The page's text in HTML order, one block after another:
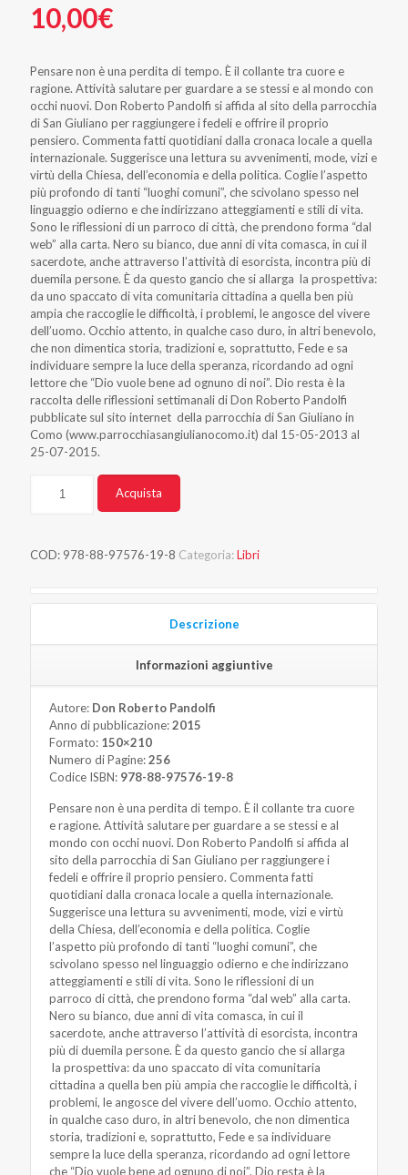
10,00€
Pensare non è una perdita di tempo. È il collante tra cuore e
ragione. Attività salutare per guardare a se stessi e al mondo con
occhi nuovi. Don Roberto Pandolfi si affida al sito della parrocchia
di San Giuliano per raggiungere i fedeli e offrire il proprio
pensiero. Commenta fatti quotidiani dalla cronaca locale a quella
internazionale. Suggerisce una lettura su avvenimenti, mode, vizi e
virtù della Chiesa, dell’economia e della politica. Coglie l’aspetto
più profondo di tanti “luoghi comuni”, che scivolano spesso nel
linguaggio odierno e che indirizzano atteggiamenti e stili di vita.
Sono le riflessioni di un parroco di città, che prendono forma “dal
web” alla carta. Nero su bianco, due anni di vita comasca, in cui il
sacerdote, anche attraverso l’attività di esorcista, incontra più di
duemila persone. È da questo gancio che si allarga la prospettiva:
da uno spaccato di vita comunitaria cittadina a quella ben più
ampia che raccoglie le difficoltà, i problemi, le angosce del vivere
dell’uomo. Occhio attento, in qualche caso duro, in altri benevolo,
che non dimentica storia, tradizioni e, soprattutto, Fede e sa
individuare sempre la luce della speranza, ricordando ad ogni
lettore che “Dio vuole bene ad ognuno di noi”. Dio resta è la
raccolta delle riflessioni settimanali di Don Roberto Pandolfi
pubblicate sul sito internet della parrocchia di San Giuliano in
Como (www.parrocchiasangiulianocomo.it) dal 15-05-2013 al
25-07-2015.
Acquista
COD: 978-88-97576-19-8 Categoria:Libri
Descrizione
Informazioni aggiuntive
Autore: Don Roberto Pandolfi
Anno di pubblicazione:2015
Formato: 150×210
Numero di Pagine:256
Codice ISBN: 978-88-97576-19-8
Pensare non è una perdita di tempo. È il collante tra cuore
e ragione. Attività salutare per guardare a se stessi e al
mondo con occhi nuovi. Don Roberto Pandolfi si affida al
sito della parrocchia di San Giuliano per raggiungere i
fedeli e offrire il proprio pensiero. Commenta fatti
quotidiani dalla cronaca locale a quella internazionale.
Suggerisce una lettura su avvenimenti, mode, vizi e virtù
della Chiesa, dell’economia e della politica. Coglie
l’aspetto più profondo di tanti “luoghi comuni”, che
scivolano spesso nel linguaggio odierno e che indirizzano
atteggiamenti e stili di vita. Sono le riflessioni di un
parroco di città, che prendono forma “dal web” alla carta.
Nero su bianco, due anni di vita comasca, in cui il
sacerdote, anche attraverso l’attività di esorcista, incontra
più di duemila persone. È da questo gancio che si allarga
la prospettiva: da uno spaccato di vita comunitaria
cittadina a quella ben più ampia che raccoglie le difficoltà, i
problemi, le angosce del vivere dell’uomo. Occhio attento,
in qualche caso duro, in altri benevolo, che non dimentica
storia, tradizioni e, soprattutto, Fede e sa individuare
sempre la luce della speranza, ricordando ad ogni lettore
che “Dio vuole bene ad ognuno di noi”. Dio resta è la